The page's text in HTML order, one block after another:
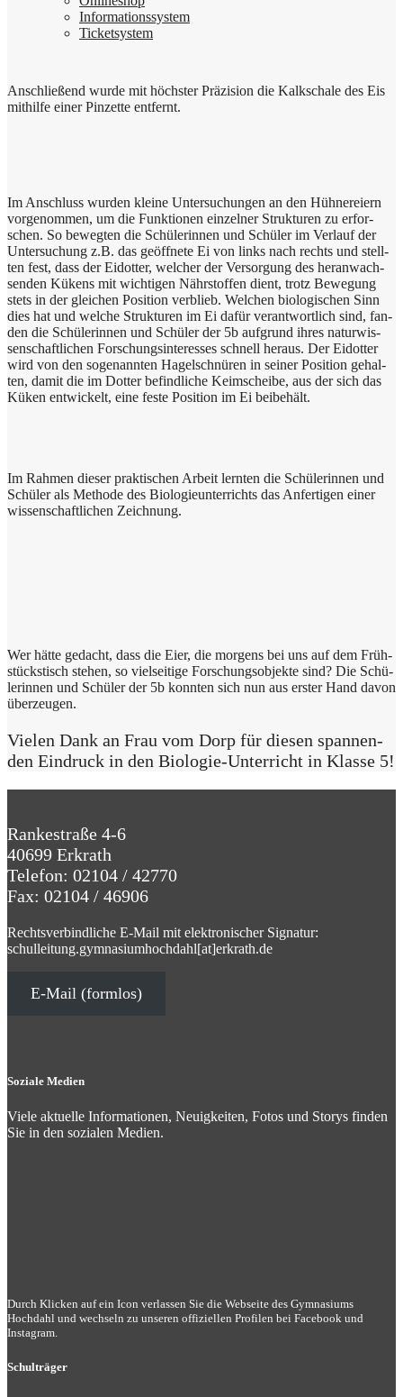
Infor­ma­ti­ons­sy­stem
Ticket­sy­stem
Anschlie­ßend wur­de mit höch­ster Prä­zi­si­on die Kalk­scha­le des Eis
mit­hil­fe einer Pin­zet­te entfernt.
Im Anschluss wur­den klei­ne Unter­su­chun­gen an den Hüh­ner­ei­ern
vor­ge­nom­men, um die Funk­tio­nen ein­zel­ner Struk­tu­ren zu erfor­
schen. So beweg­ten die Schü­le­rin­nen und Schü­ler im Ver­lauf der
Unter­su­chung z.B. das geöff­ne­te Ei von links nach rechts und stell­
ten fest, dass der Eidot­ter, wel­cher der Ver­sor­gung des her­an­wach­
sen­den Kükens mit wich­ti­gen Nähr­stof­fen dient, trotz Bewe­gung
stets in der glei­chen Posi­ti­on ver­blieb. Wel­chen bio­lo­gi­schen Sinn
dies hat und wel­che Struk­tu­ren im Ei dafür ver­ant­wort­lich sind, fan­
den die Schü­le­rin­nen und Schü­ler der 5b auf­grund ihres natur­wis­
sen­schaft­li­chen For­schungs­in­ter­es­ses schnell her­aus. Der Eidot­ter
wird von den soge­nann­ten Hagel­schnü­ren in sei­ner Posi­ti­on gehal­
ten, damit die im Dot­ter befind­li­che Keim­schei­be, aus der sich das
Küken ent­wickelt, eine feste Posi­ti­on im Ei beibehält.
Im Rah­men die­ser prak­ti­schen Arbeit lern­ten die Schü­le­rin­nen und
Schü­ler als Metho­de des Bio­lo­gie­un­ter­richts das Anfer­ti­gen einer
wis­sen­schaft­li­chen Zeichnung.
Wer hät­te gedacht, dass die Eier, die mor­gens bei uns auf dem Früh­
stücks­tisch ste­hen, so viel­sei­ti­ge For­schungs­ob­jek­te sind? Die Schü­
le­rin­nen und Schü­ler der 5b konn­ten sich nun aus erster Hand davon
überzeugen.
Vie­len Dank an Frau vom Dorp für die­sen span­nen­
den Ein­druck in den Bio­lo­gie-Unter­richt in Klas­se 5!
Rankestraße 4-6
40699 Erkrath
Telefon: 02104 / 42770
Fax: 02104 / 46906
Rechtsverbindliche E-Mail mit elektronischer Signatur:
schulleitung.gymnasiumhochdahl[at]erkrath.de
E-Mail (formlos)
Soziale Medien
Viele aktuelle Informationen, Neuigkeiten, Fotos und Storys finden
Sie in den sozialen Medien.
Durch Klicken auf ein Icon verlassen Sie die Webseite des Gymnasiums
Hochdahl und wechseln zu unseren offiziellen Profilen bei Facebook und
Instagram.
Schulträger